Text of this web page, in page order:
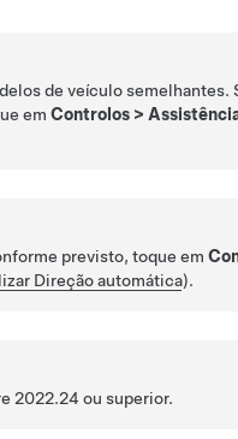
de veículo semelhantes.
emControlos >
previsto, toque em
Direção automática).
2022.24 ou superior.